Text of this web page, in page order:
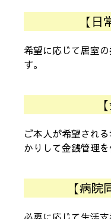
【日
希望に応じて居室
す。
ご本人が希望され
かりして金銭管理
【病院